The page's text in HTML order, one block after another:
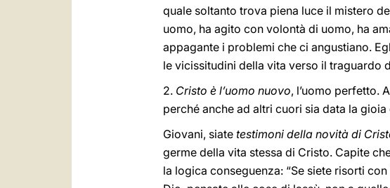
quale soltanto trova piena luce il mistero
uomo, ha agito con volontà di uomo, ha
appagante i problemi che ci angustiano.
le vicissitudini della vita verso il traguardo
2. Cristo è l’uomo nuovo, l’uomo perfetto.
perché anche ad altri cuori sia data la
Giovani, siate testimoni della novità di
germe della vita stessa di Cristo. Capite
la logica conseguenza: “Se siete risorti